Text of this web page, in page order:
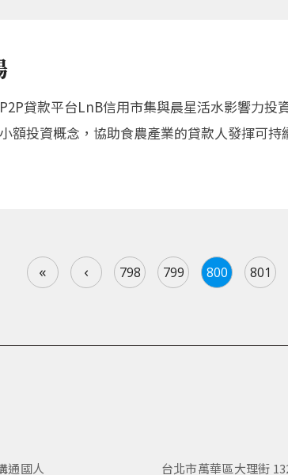
貸款平台LnB信用市集與晨星活水影響力
額投資概念，協助食農產業的貸款人發揮可持
« ‹ 798 799 800 801
通國人 台北市萬華區大理街